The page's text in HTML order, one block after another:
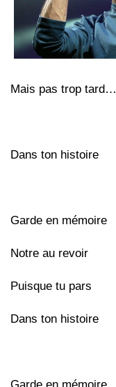
Mais pas trop tard…
Dans ton histoire
Garde en mémoire
Notre au revoir
Puisque tu pars
Dans ton histoire